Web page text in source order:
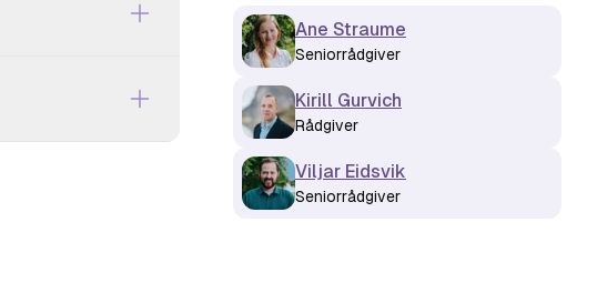
Ane Straume
Seniorrådgiver
Kirill Gurvich
Rådgiver
Viljar Eidsvik
Seniorrådgiver